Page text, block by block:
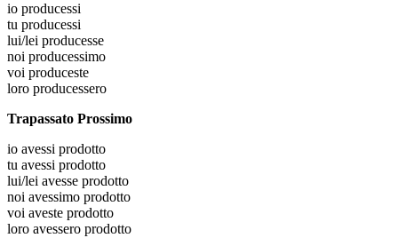
io producessi
tu producessi
lui/lei producesse
noi producessimo
voi produceste
loro producessero
Trapassato Prossimo
io avessi prodotto
tu avessi prodotto
lui/lei avesse prodotto
noi avessimo prodotto
voi aveste prodotto
loro avessero prodotto